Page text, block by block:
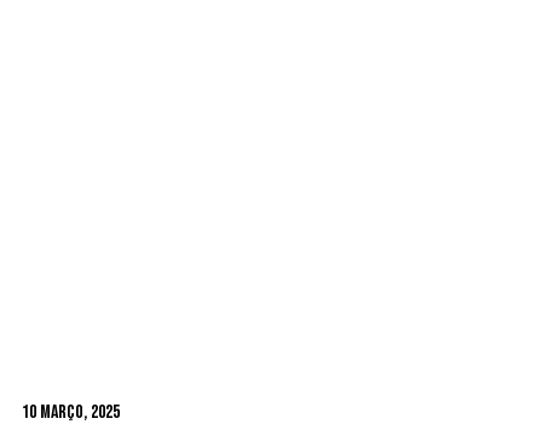
10 Março, 2025